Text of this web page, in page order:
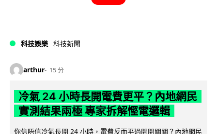
科技娛樂 科技新聞
arthur 15 分
冷氣 24 小時長開電費更平？內地網民
實測結果兩極 專家拆解慳電邏輯
你信唔信冷氣長開 24 小時，電費反而平過開開關關？內地網民